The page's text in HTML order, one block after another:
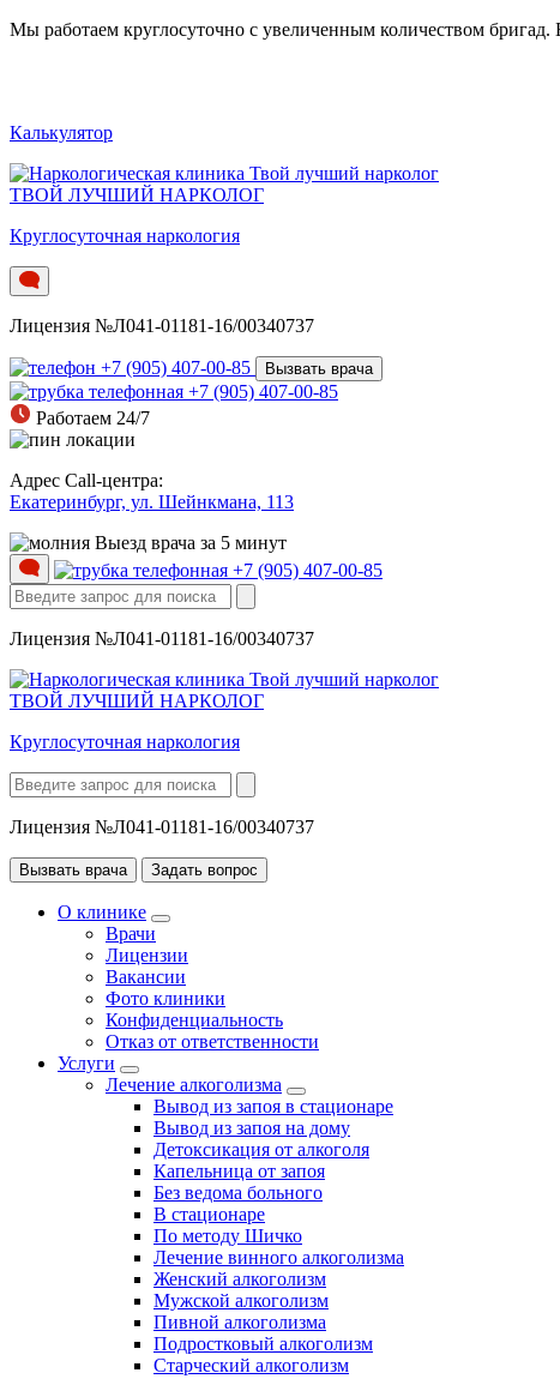
Мы работаем круглосуточно c увеличенным количеством бригад.
Калькулятор
ТВОЙ ЛУЧШИЙ НАРКОЛОГ
Круглосуточная наркология
Лицензия №Л041-01181-16/00340737
+7 (905) 407-00-85 Вызвать врача
+7 (905) 407-00-85
Работаем 24/7
Адрес Call-центра:
Екатеринбург, ул. Шейнкмана, 113
Выезд врача за 5 минут
+7 (905) 407-00-85
Лицензия №Л041-01181-16/00340737
ТВОЙ ЛУЧШИЙ НАРКОЛОГ
Круглосуточная наркология
Лицензия №Л041-01181-16/00340737
Вызвать врача Задать вопрос
О клинике
Врачи
Лицензии
Вакансии
Фото клиники
Конфиденциальность
Отказ от ответственности
Услуги
Лечение алкоголизма
Вывод из запоя в стационаре
Вывод из запоя на дому
Детоксикация от алкоголя
Капельница от запоя
Без ведома больного
В стационаре
По методу Шичко
Лечение винного алкоголизма
Женский алкоголизм
Мужской алкоголизм
Пивной алкоголизма
Подростковый алкоголизм
Старческий алкоголизм